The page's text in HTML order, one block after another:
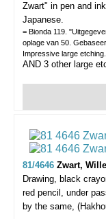
Zwart" in pen and
Japanese.
= Bionda 119.
oplage van 50.
Impressive large etching.
AND 3 other large
81/4646 Zwart,
Drawing, black
red pencil, under
by the same,